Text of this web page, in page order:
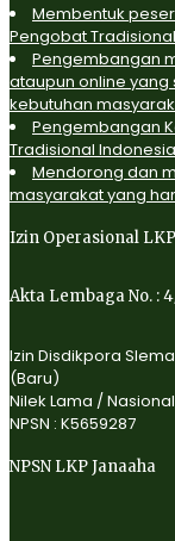
Membentuk
Pengobat
Pengembangan
ataupun online
kebutuhan
Pengembangan
Tradisional
Mendorong dan
masyarakat yang
Izin Operasional
Akta Lembaga No. :
Izin Disdikpora
(Baru)
Nilek Lama / Nasional
NPSN : K5659287
NPSN LKP Janaaha